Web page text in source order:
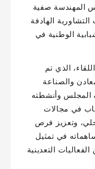
المهندسة صفية
الهادفة
الوطنية في
الذي تم
والصناعة
المجلس وأنشطته
في مجالات
وتعزيز فرص
في تمثيل
التعدينية